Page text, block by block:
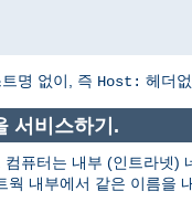
명 없이, 즉 Host: 헤더
서비스하기.
컴퓨터는 내부 (인트라넷)
웍 내부에서 같은 이름을